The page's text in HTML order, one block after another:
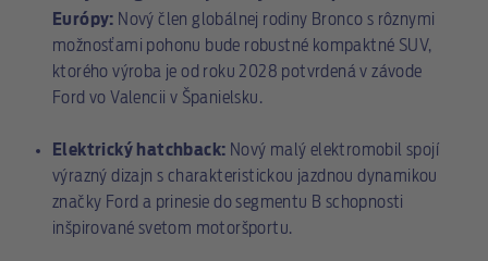
Európy: Nový člen globálnej rodiny Bronco s rôznymi
možnosťami pohonu bude robustné kompaktné SUV,
ktorého výroba je od roku 2028 potvrdená v závode
Ford vo Valencii v Španielsku.
Elektrický hatchback: Nový malý elektromobil spojí
výrazný dizajn s charakteristickou jazdnou dynamikou
značky Ford a prinesie do segmentu B schopnosti
inšpirované svetom motoršportu.